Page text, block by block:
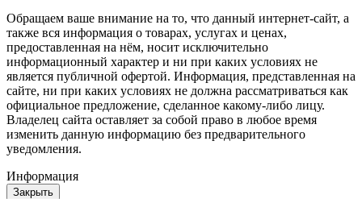
Обращаем ваше внимание на то, что данный интернет-сайт, а
также вся информация о товарах, услугах и ценах,
предоставленная на нём, носит исключительно
информационный характер и ни при каких условиях не
является публичной офертой. Информация, представленная на
сайте, ни при каких условиях не должна рассматриваться как
официальное предложение, сделанное какому-либо лицу.
Владелец сайта оставляет за собой право в любое время
изменить данную информацию без предварительного
уведомления.
Информация
Закрыть